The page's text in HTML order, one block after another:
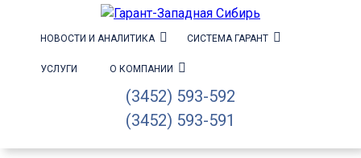
НОВОСТИ И АНАЛИТИКА СИСТЕМА ГАРАНТ
УСЛУГИ О КОМПАНИИ
(3452) 593-592
(3452) 593-591